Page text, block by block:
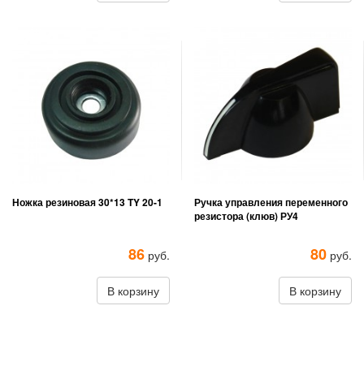
Ножка резиновая 30*13 TY 20-1
86 руб.
В корзину
Ручка управления переменного
резистора (клюв) РУ4
80 руб.
В корзину